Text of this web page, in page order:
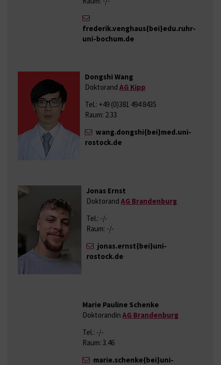
frederik.venghaus{bei}edu.ruhr-
uni-bochum.de
Dongshi Wang
DoktorandAG Kipp
Tel.: +49 (0)381 494 8435
Raum: 2.33
wang.dongshi{bei}med.uni-
rostock.de
Jonas Ernst
DoktorandAG Brandenburg
Tel.: -/-
Raum: -/-
jonas.ernst{bei}uni-
rostock.de
Marie Pauline Schenke
DoktorandinAG Brandenburg
Tel.: -/-
Raum: 3.46
marie.schenke{bei}uni-